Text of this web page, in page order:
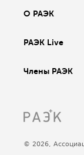
О РАЭК
РАЭК Live
Члены РАЭК
© 2026,